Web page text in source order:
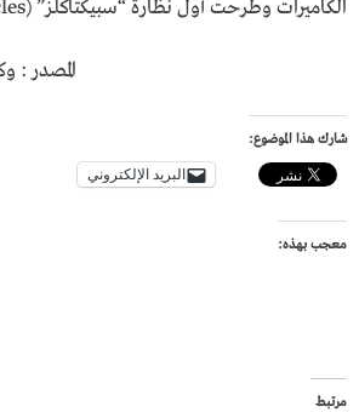
الكاميرات وطرحت أول نظارة “سبيكتاكلز” (Spectacles).
المصدر :
شارك هذا الموضوع:
البريد الإلكتروني
معجب بهذه:
مرتبط